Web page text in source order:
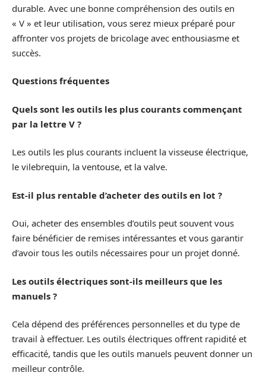
durable. Avec une bonne compréhension des outils en
« V » et leur utilisation, vous serez mieux préparé pour
affronter vos projets de bricolage avec enthousiasme et
succès.
Questions fréquentes
Quels sont les outils les plus courants commençant
par la lettre V ?
Les outils les plus courants incluent la visseuse électrique,
le vilebrequin, la ventouse, et la valve.
Est-il plus rentable d’acheter des outils en lot ?
Oui, acheter des ensembles d’outils peut souvent vous
faire bénéficier de remises intéressantes et vous garantir
d’avoir tous les outils nécessaires pour un projet donné.
Les outils électriques sont-ils meilleurs que les
manuels ?
Cela dépend des préférences personnelles et du type de
travail à effectuer. Les outils électriques offrent rapidité et
efficacité, tandis que les outils manuels peuvent donner un
meilleur contrôle.